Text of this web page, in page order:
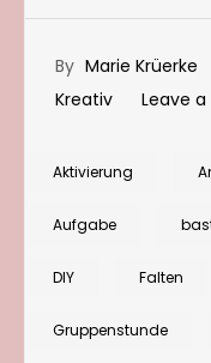
By Marie Krüerke
Kreativ
Leave
Aktivierung
Aufgabe
DIY Falten
Gruppenstunde